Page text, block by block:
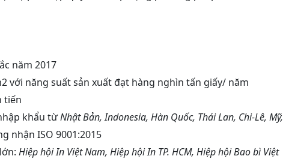
năm 2017
với năng suất sản xuất đạt hàng nghìn tấn giấy/ năm
tiến
khẩu từNhật Bản, Indonesia, Hàn Quốc, Thái Lan, Chi-Lê,
nhận ISO 9001:2015
Hiệp hội In Việt Nam, Hiệp hội In TP. HCM, Hiệp hội Bao bì Việt